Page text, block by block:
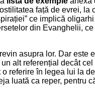
față de evrei, la
ce implică
din Evanghelii,
asupra lor. Dar este
alt referențial decât
referire în legea lui la
luată ca reper, pentru